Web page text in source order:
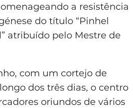
a resistência
do título “Pinhel
atribuído pelo Mestre de
com um cortejo de
dos três dias, o centro
oriundos de vários